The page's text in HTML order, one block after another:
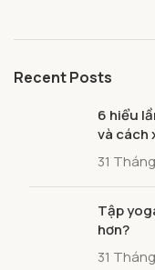
Recent Posts
6 hiểu
và cách
31
Tập
hơn?
31